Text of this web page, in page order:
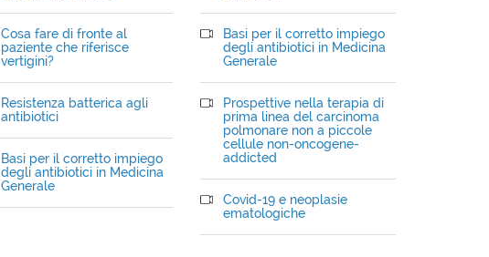
Cosa fare di fronte al
paziente che riferisce
vertigini?
Resistenza batterica agli
antibiotici
Basi per il corretto impiego
degli antibiotici in Medicina
Generale
Basi per il corretto impiego
degli antibiotici in Medicina
Generale
Prospettive nella terapia di
prima linea del carcinoma
polmonare non a piccole
cellule non-oncogene-
addicted
Covid-19 e neoplasie
ematologiche